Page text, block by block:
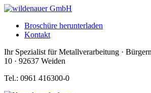
Skip
contentBroschüre herunterladen
Kontakt
Ihr Spezialist für Metallverarbeitung ·
10 · 92637 Weiden
Tel.: 0961 416300-0